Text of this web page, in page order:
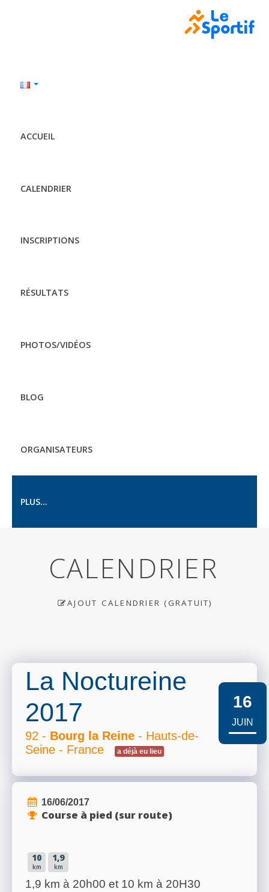
ACCUEIL
CALENDRIER
INSCRIPTIONS
RÉSULTATS
PHOTOS/VIDÉOS
BLOG
ORGANISATEURS
PLUS...
CALENDRIER
AJOUT CALENDRIER (GRATUIT)
La Noctureine
2017
92 - Bourg la Reine - Hauts-de-
Seine - France
a déjà eu lieu
16
JUIN
16/06/2017
Course à pied (sur route)
10
km
1,9
km
1,9 km à 20h00 et 10 km à 20H30